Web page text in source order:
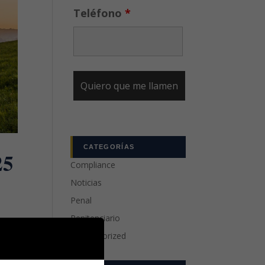
Teléfono*
CATEGORÍAS
Compliance
Noticias
Penal
Penitenciario
Uncategorized